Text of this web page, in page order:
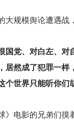
大规模舆论遭遇战
国党、对白左、
居然成了犯罪一样
个世界只能听你们
》电影的兄弟们摸